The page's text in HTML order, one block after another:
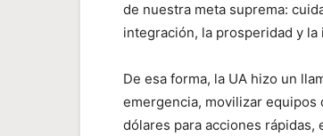
de nuestra meta suprema:
integración, la prosperidad y
De esa forma, la UA hizo un
emergencia, movilizar
dólares para acciones